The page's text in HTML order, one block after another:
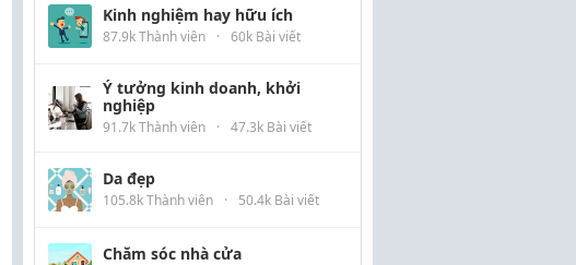
Kinh nghiệm hay hữu ích
87.9k Thành viên · 60k Bài viết
Ý tưởng kinh doanh, khởi
nghiệp
91.7k Thành viên · 47.3k Bài viết
Da đẹp
105.8k Thành viên · 50.4k Bài viết
Chăm sóc nhà cửa